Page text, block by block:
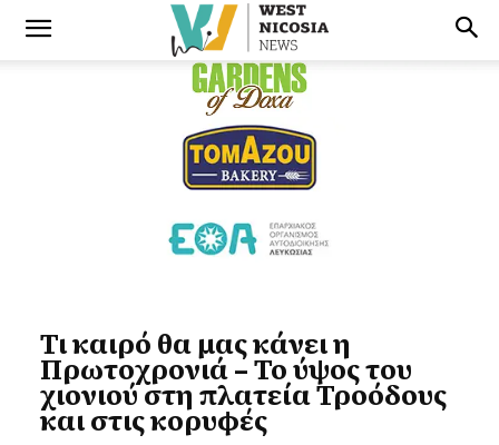
Τι καιρό θα μας κάνει η
Πρωτοχρονιά – Το ύψος του
χιονιού στη πλατεία Τροόδους
και στις κορυφές